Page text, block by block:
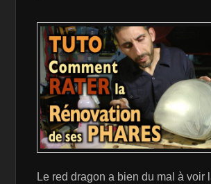
Le red dragon a bien du mal à voir